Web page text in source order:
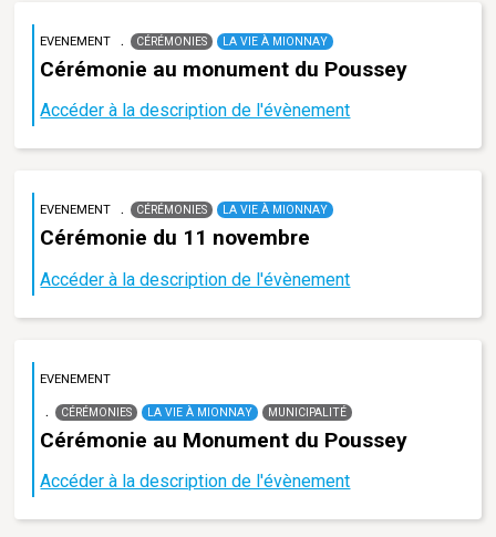
EVENEMENT CÉRÉMONIES LA VIE À MIONNAY
Cérémonie au monument du Poussey
Accéder à la description de l'évènement
EVENEMENT CÉRÉMONIES LA VIE À MIONNAY
Cérémonie du 11 novembre
Accéder à la description de l'évènement
EVENEMENT
CÉRÉMONIES LA VIE À MIONNAY MUNICIPALITÉ
Cérémonie au Monument du Poussey
Accéder à la description de l'évènement